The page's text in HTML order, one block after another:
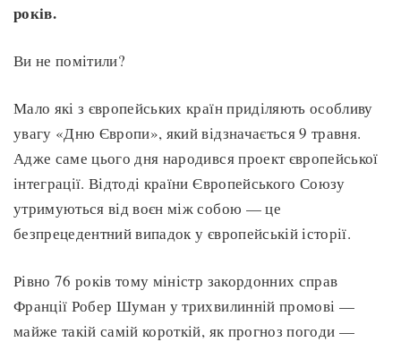
років.
Ви не помітили?
Мало які з європейських країн приділяють особливу
увагу «Дню Європи», який відзначається 9 травня.
Адже саме цього дня народився проект європейської
інтеграції. Відтоді країни Європейського Союзу
утримуються від воєн між собою — це
безпрецедентний випадок у європейській історії.
Рівно 76 років тому міністр закордонних справ
Франції Робер Шуман у трихвилинній промові —
майже такій самій короткій, як прогноз погоди —